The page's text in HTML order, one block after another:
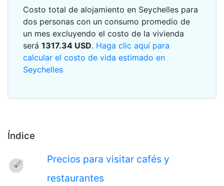
Índice
Precios para visitar cafés y
restaurantes
Costo total de alojamiento en Seychelles para
dos personas con un consumo promedio de
un mes excluyendo el costo de la vivienda
será 1317.34 USD. Haga clic aquí para
calcular el costo de vida estimado en
Seychelles